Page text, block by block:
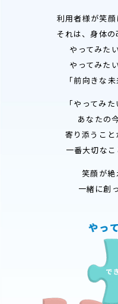
利用者様が笑顔
それは、身体
やってみた
やってみた
「前向きな
「やってみ
あなたの
寄り添うこ
一番大切なこ
笑顔が
一緒に創